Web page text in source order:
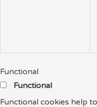
Functional
Functional
Functional cookies help